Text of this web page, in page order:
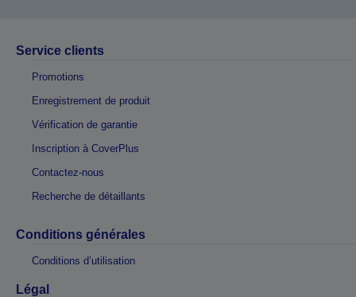
Service clients
Promotions
Enregistrement de produit
Vérification de garantie
Inscription à CoverPlus
Contactez-nous
Recherche de détaillants
Conditions générales
Conditions d’utilisation
Légal